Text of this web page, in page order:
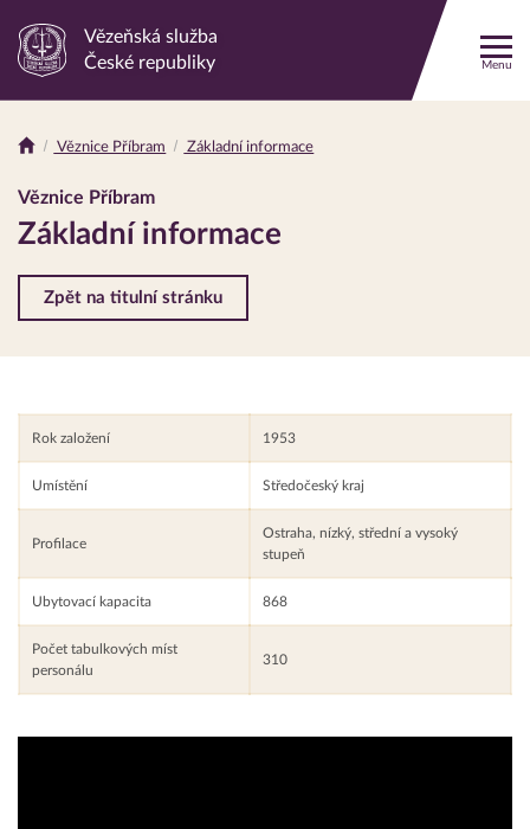
Odkaz
stránku
Vězeňská služba
České republiky
Menu
Drobečková
navigace
Věznice Příbram Základní informace
Věznice Příbram
Základní informace
Zpět na titulní stránku
Rok založení 1953
Umístění Středočeský kraj
Profilace
Ostraha, nízký, střední a vysoký
stupeň
Ubytovací kapacita 868
Počet tabulkových míst
personálu
310